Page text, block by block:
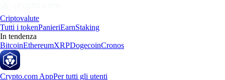
Criptovalute
Tutti i tokenPanieriEarnStaking
In tendenza
BitcoinEthereumXRPDogecoinCronos
Crypto.com AppPer tutti gli utenti